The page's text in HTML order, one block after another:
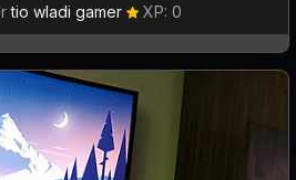
tio wladi gamer XP: 0